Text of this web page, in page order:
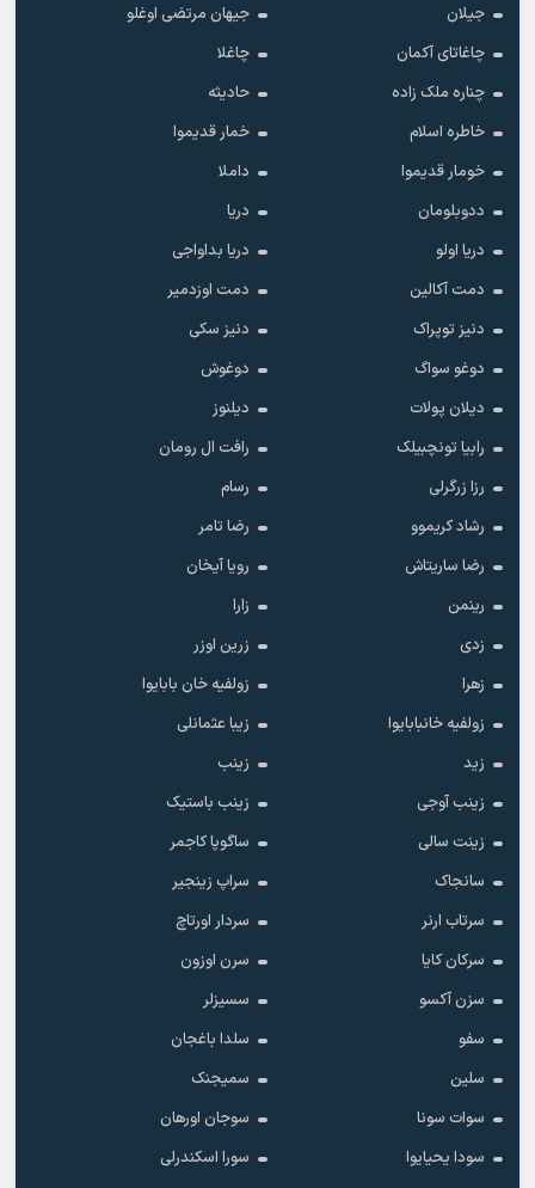
جیلان
جیهان مرتضی اوغلو
چاغاتای آکمان
چاغلا
چناره ملک زاده
حادیثه
خاطره اسلام
خمار قدیموا
خومار قدیموا
داملا
ددوبلومان
دریا
دریا اولو
دریا بداواجی
دمت آکالین
دمت اوزدمیر
دنیز توپراک
دنیز سکی
دوغو سواگ
دوغوش
دیلان پولات
دیلنوز
رابیا تونچبیلک
رافت ال رومان
رزا زرگرلی
رسام
رشاد کریموو
رضا تامر
رضا ساریتاش
رویا آیخان
رینمن
زارا
زدی
زرین اوزر
زهرا
زولفیه خان بابایوا
زولفیه خانبابایوا
زیبا عثمانلی
زید
زینب
زینب آوجی
زینب باستیک
زینت سالی
ساگوپا کاجمر
سانجاک
سراپ زینجیر
سرتاب ارنر
سردار اورتاچ
سرکان کایا
سرن اوزون
سزن آکسو
سسیزلر
سفو
سلدا باغجان
سلین
سمیجنک
سوات سونا
سوجان اورهان
سودا یحیایوا
سورا اسکندرلی